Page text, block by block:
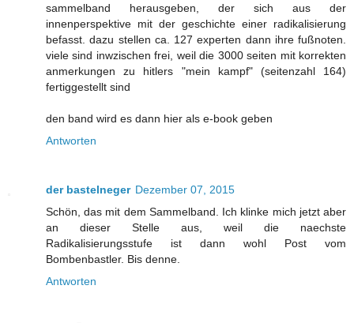
sammelband herausgeben, der sich aus der
innenperspektive mit der geschichte einer radikalisierung
befasst. dazu stellen ca. 127 experten dann ihre fußnoten.
viele sind inwzischen frei, weil die 3000 seiten mit korrekten
anmerkungen zu hitlers "mein kampf" (seitenzahl 164)
fertiggestellt sind
den band wird es dann hier als e-book geben
Antworten
der bastelneger Dezember 07, 2015
Schön, das mit dem Sammelband. Ich klinke mich jetzt aber
an dieser Stelle aus, weil die naechste
Radikalisierungsstufe ist dann wohl Post vom
Bombenbastler. Bis denne.
Antworten